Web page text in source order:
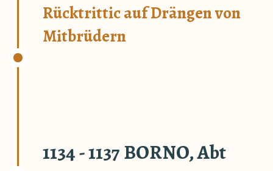
Rücktrittic auf Drängen von
Mitbrüdern
1134 - 1137 BORNO, Abt